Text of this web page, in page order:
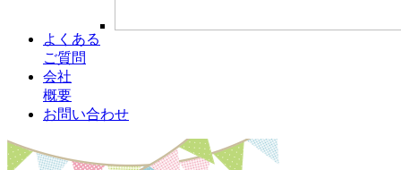
よくある
ご質問
会社
概要
お問い合わせ